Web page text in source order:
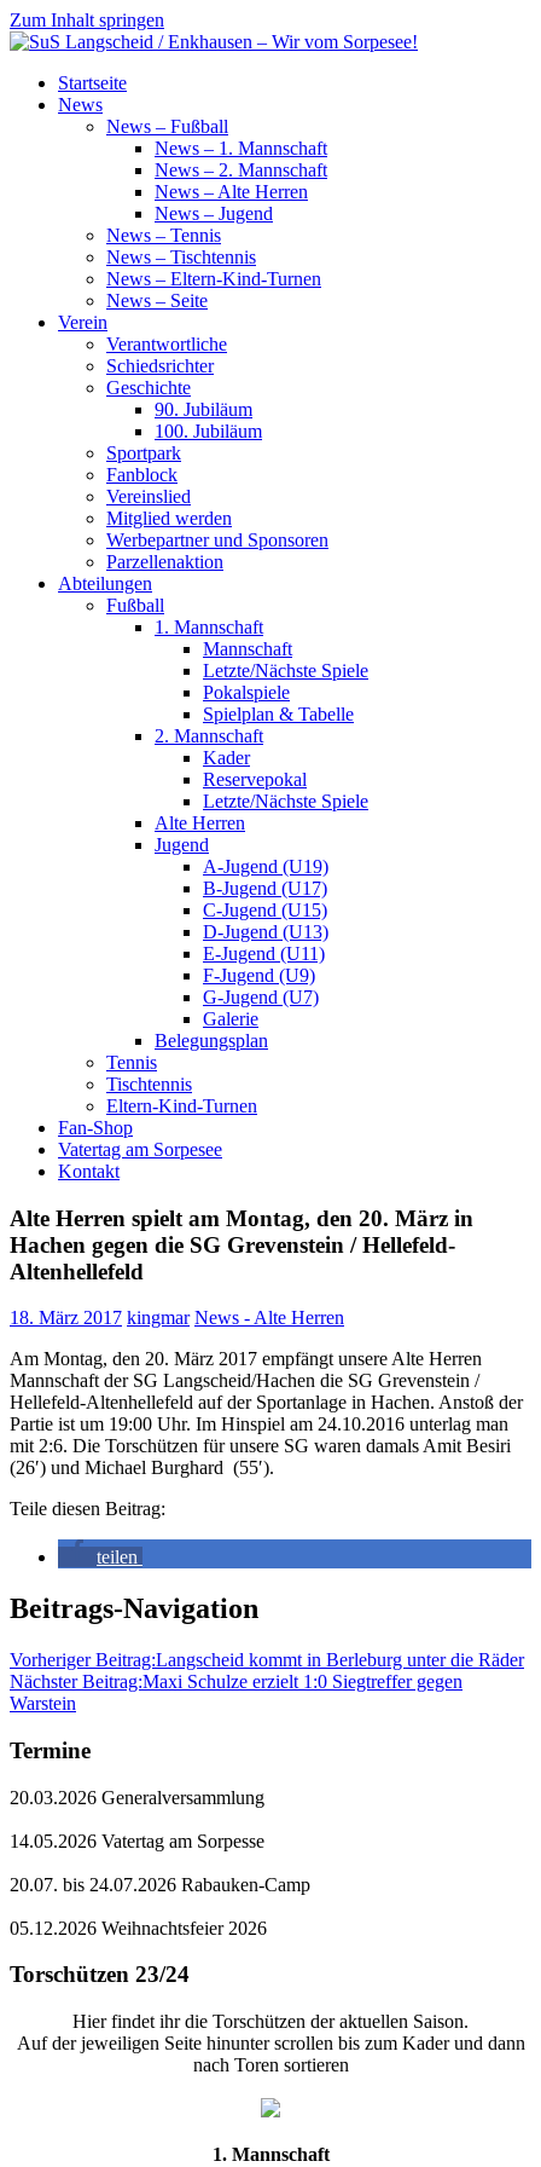
Zum Inhalt springen
SuS
Langscheid
Startseite
News
News – Fußball
News – 1. Mannschaft
News – 2. Mannschaft
News – Alte Herren
News – Jugend
News – Tennis
News – Tischtennis
News – Eltern-Kind-Turnen
News – Seite
Verein
Verantwortliche
Schiedsrichter
Geschichte
90. Jubiläum
100. Jubiläum
Sportpark
Fanblock
Vereinslied
Mitglied werden
Werbepartner und Sponsoren
Parzellenaktion
Abteilungen
Fußball
1. Mannschaft
Mannschaft
Letzte/Nächste Spiele
Pokalspiele
Spielplan & Tabelle
2. Mannschaft
Kader
Reservepokal
Letzte/Nächste Spiele
Alte Herren
Jugend
A-Jugend (U19)
B-Jugend (U17)
C-Jugend (U15)
D-Jugend (U13)
E-Jugend (U11)
F-Jugend (U9)
G-Jugend (U7)
Galerie
Belegungsplan
Tennis
Tischtennis
Eltern-Kind-Turnen
Fan-Shop
Vatertag am Sorpesee
Kontakt
Alte Herren spielt am Montag, den 20. März in
Hachen gegen die SG Grevenstein / Hellefeld-
Altenhellefeld
18. März 2017 kingmar News - Alte Herren
Am Montag, den 20. März 2017 empfängt unsere Alte Herren
Mannschaft der SG Langscheid/Hachen die SG Grevenstein /
Hellefeld-Altenhellefeld auf der Sportanlage in Hachen. Anstoß der
Partie ist um 19:00 Uhr. Im Hinspiel am 24.10.2016 unterlag man
mit 2:6. Die Torschützen für unsere SG waren damals Amit Besiri
(26′) und Michael Burghard (55′).
Teile diesen Beitrag:
teilen
Beitrags-Navigation
Vorheriger Beitrag:Langscheid kommt in Berleburg unter die Räder
Nächster Beitrag:Maxi Schulze erzielt 1:0 Siegtreffer gegen
Warstein
Termine
20.03.2026 Generalversammlung
14.05.2026 Vatertag am Sorpesse
20.07. bis 24.07.2026 Rabauken-Camp
05.12.2026 Weihnachtsfeier 2026
Torschützen 23/24
Hier findet ihr die Torschützen der aktuellen Saison.
Auf der jeweiligen Seite hinunter scrollen bis zum Kader und dann
nach Toren sortieren
1. Mannschaft